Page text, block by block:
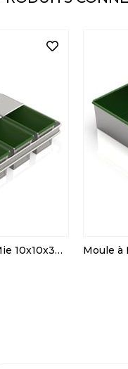
Avec Set Moule à Pain de Mie 10x10x30 cm